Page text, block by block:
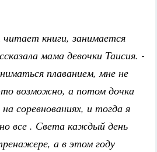
книги, занимается
мама девочки Таисия. -
плаванием, мне не
возможно, а потом дочка
соревнованиях, и тогда я
все . Света каждый день
а в этом году